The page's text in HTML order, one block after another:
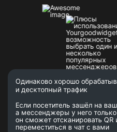
Одинаково хорошо
и десктопный трафик
Если посетитель зашёл на
а мессенджеры у него
он сможет отсканировать
переместиться в чат с вами